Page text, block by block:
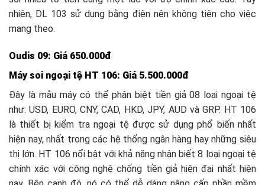
nhiên, DL 103 sử dụng bằng điện nên không tiện cho việc
mang theo.
Oudis 09: Giá 650.000đ
Máy soi ngoại tệ HT 106: Giá 5.500.000đ
Đây là mẫu máy có thể phân biệt tiền giả 08 loại ngoại tệ
như: USD, EURO, CNY, CAD, HKD, JPY, AUD và GRP. HT 106
là thiết bị kiểm tra ngoại tệ được sử dụng phổ biến nhất
hiện nay, nhất trong các hệ thống ngân hàng hay những siêu
thị lớn. HT 106 nổi bật với khả năng nhận biết 8 loại ngoại tệ
chính xác với công nghệ chống tiền giả hiện đại nhất hiện